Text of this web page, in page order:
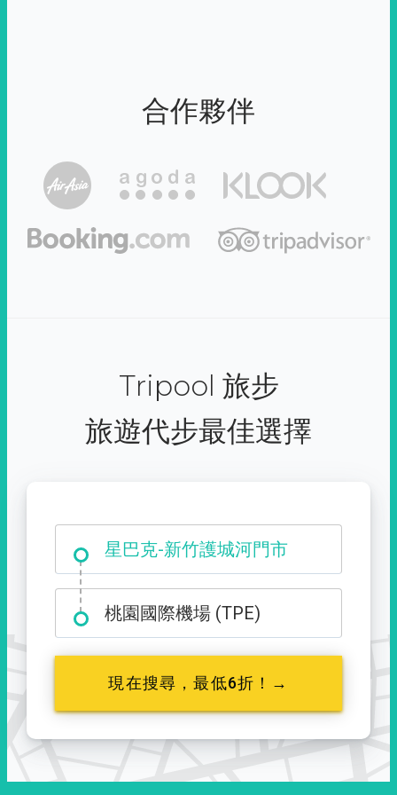
合作夥伴
Tripool 旅步
旅遊代步最佳選擇
星巴克-新竹護城河門市
大霸尖山登山口
桃園國際機場 (TPE)
現在搜尋，最低6折！→